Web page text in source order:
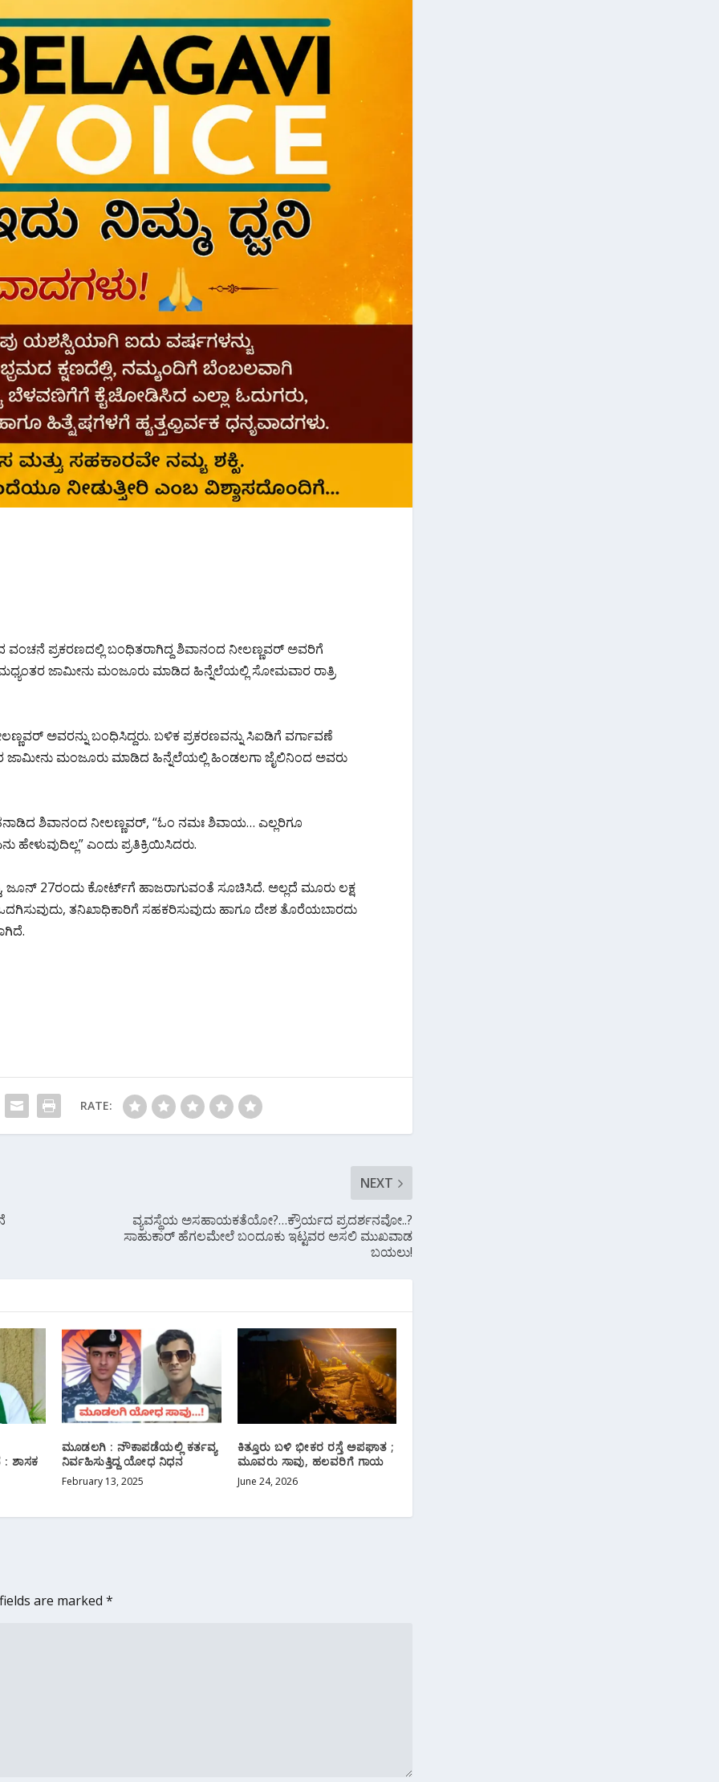
ಪ್ರಕರಣದಲ್ಲಿ ಬಂಧಿತರಾಗಿದ್ದ ಶಿವಾನಂದ ನೀಲಣ್ಣವರ್ ಅವರಿಗೆ
ಜಾಮೀನು ಮಂಜೂರು ಮಾಡಿದ ಹಿನ್ನೆಲೆಯಲ್ಲಿ ‌ಸೋಮವಾರ ರಾತ್ರಿ
ಅವರನ್ನು ಬಂಧಿಸಿದ್ದರು. ಬಳಿಕ ಪ್ರಕರಣವನ್ನು ಸಿಐಡಿಗೆ ವರ್ಗಾವಣೆ
ಜಾಮೀನು ಮಂಜೂರು ಮಾಡಿದ ಹಿನ್ನೆಲೆಯಲ್ಲಿ ಹಿಂಡಲಗಾ ಜೈಲಿನಿಂದ ಅವರು
ಶಿವಾನಂದ ನೀಲಣ್ಣವರ್, “ಓಂ ನಮಃ ಶಿವಾಯ… ಎಲ್ಲರಿಗೂ
ಹೇಳುವುದಿಲ್ಲ” ಎಂದು ಪ್ರತಿಕ್ರಿಯಿಸಿದರು.
ಜೂನ್ 27ರಂದು ಕೋರ್ಟ್‌ಗೆ ಹಾಜರಾಗುವಂತೆ ಸೂಚಿಸಿದೆ. ಅಲ್ಲದೆ ಮೂರು ಲಕ್ಷ
ತನಿಖಾಧಿಕಾರಿಗೆ ಸಹಕರಿಸುವುದು ಹಾಗೂ ದೇಶ ತೊರೆಯಬಾರದು
RATE:
NEXT
ವ್ಯವಸ್ಥೆಯ ಅಸಹಾಯಕತೆಯೋ?…ಕ್ರೌರ್ಯದ ಪ್ರದರ್ಶನವೋ..?
ಸಾಹುಕಾರ್ ಹೆಗಲಮೇಲೆ ಬಂದೂಕು ಇಟ್ಟವರ ಅಸಲಿ ಮುಖವಾಡ
ಬಯಲು!
ಶಾಸಕ
ಮೂಡಲಗಿ : ನೌಕಾಪಡೆಯಲ್ಲಿ ಕರ್ತವ್ಯ
ನಿರ್ವಹಿಸುತ್ತಿದ್ದ ಯೋಧ ನಿಧನ
February 13, 2025
ಕಿತ್ತೂರು ಬಳಿ ಭೀಕರ ರಸ್ತೆ ಅಪಘಾತ ;
ಮೂವರು ಸಾವು, ಹಲವರಿಗೆ ಗಾಯ
June 24, 2026
are marked*